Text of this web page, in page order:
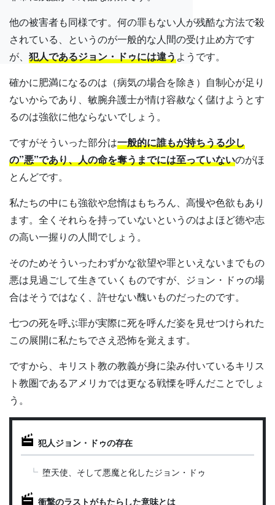
他の被害者も同様です。何の罪もない人が残酷な方法で殺
されている、というのが一般的な人間の受け止め方です
が、 犯人であるジョン・ドゥには違うようです。
確かに肥満になるのは（病気の場合を除き）自制心が足り
ないからであり、敏腕弁護士が情け容赦なく儲けようとす
るのは強欲に他ならないでしょう。
ですがそういった部分は一般的に誰もが持ちうる少し
の”悪”であり、人の命を奪うまでには至っていないのがほ
とんどです。
私たちの中にも強欲や怠惰はもちろん、高慢や色欲もあり
ます。全くそれらを持っていないというのはよほど徳や志
の高い一握りの人間でしょう。
そのためそういったわずかな欲望や罪といえないまでもの
悪は見過ごして生きていくものですが、ジョン・ドゥの場
合はそうではなく、許せない醜いものだったのです。
七つの死を呼ぶ罪が実際に死を呼んだ姿を見せつけられた
この展開に私たちでさえ恐怖を覚えます。
ですから、キリスト教の教義が身に染み付いているキリス
ト教圏であるアメリカでは更なる戦慄を呼んだことでしょ
う。
犯人ジョン・ドゥの存在
堕天使、そして悪魔と化したジョン・ドゥ
衝撃のラストがもたらした意味とは